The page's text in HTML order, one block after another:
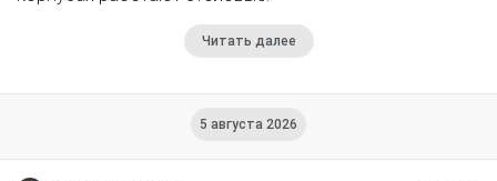
Читать далее
5 августа 2026